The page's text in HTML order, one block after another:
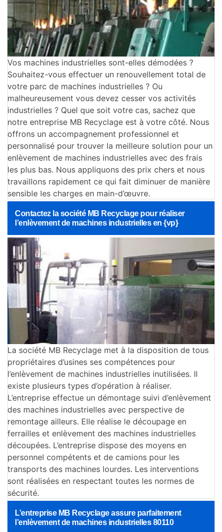
Vos machines industrielles sont-elles démodées ?
Souhaitez-vous effectuer un renouvellement total de
votre parc de machines industrielles ? Ou
malheureusement vous devez cesser vos activités
industrielles ? Quel que soit votre cas, sachez que
notre entreprise MB Recyclage est à votre côté. Nous
offrons un accompagnement professionnel et
personnalisé pour trouver la meilleure solution pour un
enlèvement de machines industrielles avec des frais
les plus bas. Nous appliquons des prix chers et nous
travaillons rapidement ce qui fait diminuer de manière
sensible les charges en main-d’œuvre.
Contactez la société MB Recyclage pour réaliser
l’enlèvement de machines industrielles en {vp}
La société MB Recyclage met à la disposition de tous
propriétaires d’usines ses compétences pour
l’enlèvement de machines industrielles inutilisées. Il
existe plusieurs types d’opération à réaliser.
L’entreprise effectue un démontage suivi d’enlèvement
des machines industrielles avec perspective de
remontage ailleurs. Elle réalise le découpage en
ferrailles et enlèvement des machines industrielles
découpées. L’entreprise dispose des moyens en
personnel compétents et de camions pour les
transports des machines lourdes. Les interventions
sont réalisées en respectant toutes les normes de
sécurité.
L’entreprise MB Recyclage assure parfaitement
l’enlèvement de machines industrielles 80110